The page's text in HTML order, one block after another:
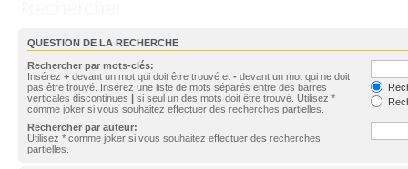
QUESTION DE LA RECHERCHE
Rechercher par mots-clés:
Insérez + devant un mot qui doit être trouvé et - devant un mot qui ne doit
pas être trouvé. Insérez une liste de mots séparés entre des barres
verticales discontinues | si seul un des mots doit être trouvé. Utilisez *
comme joker si vous souhaitez effectuer des recherches partielles.
Rechercher par auteur:
Utilisez * comme joker si vous souhaitez effectuer des recherches
partielles.